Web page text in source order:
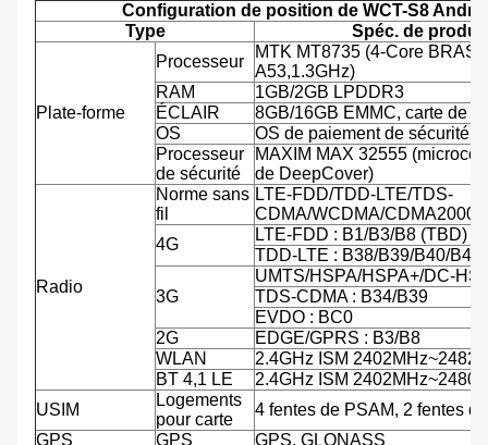
Configuration de position de WCT-S8
Type
Spéc. de produit
Plate-forme
Processeur
MTK MT8735 (4-Core BRAS
A53,1.3GHz)
RAM
1GB/2GB LPDDR3
ÉCLAIR
8GB/16GB EMMC, carte de
OS
OS de paiement de sécurité
Processeur
de sécurité
MAXIM MAX 32555
de DeepCover)
Radio
Norme sans
fil
LTE-FDD/TDD-LTE/TDS-
CDMA/WCDMA/CDMA2000/
4G
LTE-FDD : B1/B3/B8 (TBD)
TDD-LTE : B38/B39/B40/B41
3G
UMTS/HSPA/HSPA+/DC-
TDS-CDMA : B34/B39
EVDO : BC0
2G
EDGE/GPRS : B3/B8
WLAN
2.4GHz ISM
BT 4,1 LE
2.4GHz ISM
USIM
Logements
pour carte
4 fentes de PSAM, 2 fentes
GPS
GPS GPS, GLONASS